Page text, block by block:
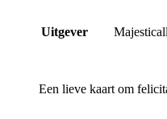
Uitgever
Een lieve kaart om